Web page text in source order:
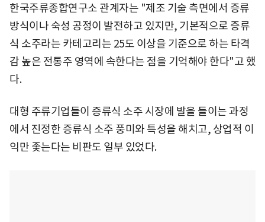
한국주류종합연구소 관계자는 "제조 기술 측면에서 증류
방식이나 숙성 공정이 발전하고 있지만, 기본적으로 증류
식 소주라는 카테고리는 25도 이상을 기준으로 하는 타격
감 높은 전통주 영역에 속한다는 점을 기억해야 한다"고 했
다.
대형 주류기업들이 증류식 소주 시장에 발을 들이는 과정
에서 진정한 증류식 소주 풍미와 특성을 해치고, 상업적 이
익만 좇는다는 비판도 일부 있었다.